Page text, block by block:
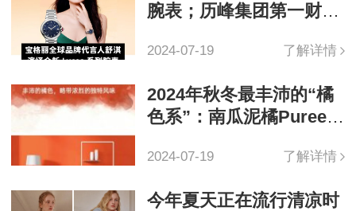
腕表；历峰集团第一财季
2024-07-19 了解详情
2024年秋冬最丰沛的“橘
色系”：南瓜泥橘Pureed
2024-07-19 了解详情
今年夏天正在流行清凉时